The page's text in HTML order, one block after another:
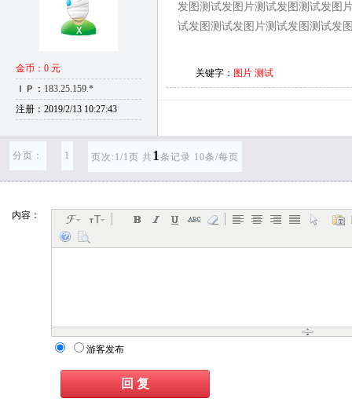
金币：0 元
ＩＰ： 183.25.159.*
注册：2019/2/13 10:27:43
发图测试发图片测试发图测试发图
试发图测试发图片测试发图测试发
关键字： 图片 测试
分页： 1 页次:1/1页 共1条记录 10条/每页
内容：
游客发布